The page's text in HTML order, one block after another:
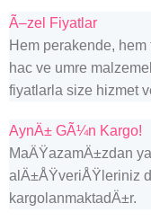
Ã–zel Fiyatlar
Hem perakende,
hac ve umre
fiyatlarla size hizmet
AynÄ± GÃ¼n Kargo!
MaÄŸazamÄ±zdan
alÄ±ÅŸveriÅŸleriniz
kargolanmaktadÄ±r.